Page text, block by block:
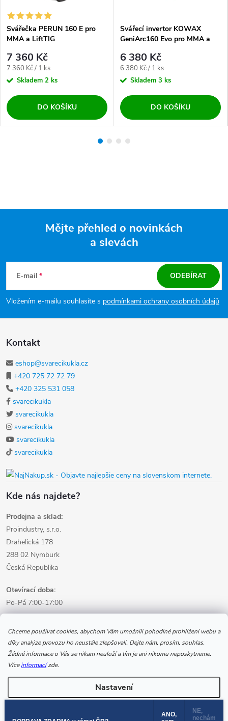
Chceme používat cookies, abychom Vám umožnili pohodlné prohlížení webu a
díky analýze provozu ho neustále zlepšovali. Dejte nám, prosím, souhlas.
Žádné informace o Vás se nikam neuloží a tím je ani nikomu neposkytneme.
Víceinformacízde.
Nastavení
Svářečka PERUN 160 E pro
MMA a LiftTIG
7 360 Kč
Měrná cena:
7 360 Kč / 1 ks
Skladem 2 ks
DO KOŠÍKU
Svářecí invertor KOWAX
GeniArc160 Evo pro MMA a
6 380 Kč
Měrná cena:
6 380 Kč / 1 ks
Skladem 3 ks
DO KOŠÍKU
Mějte přehled o novinkách
a slevách
E-mail
Vložením e-mailu souhlasíte s podmínkami ochrany osobních údajů
ODEBÍRAT
Kontakt
eshop@svarecikukla.cz
+420 725 72 72 79
+420 325 531 058
svarecikukla
svarecikukla
svarecikukla
svarecikukla
svarecikukla
Kde nás najdete?
Prodejna a sklad:
Proindustry, s.r.o.
Drahelická 178
288 02 Nymburk
Česká Republika
Otevírací doba:
Po-Pá 7:00-17:00
Informace pro nákup
Informace pro Vás
Copyright 2026www.svarecikukla.cz | svářecí technika a vybavení
. Všechna práva vyhrazena.ANO,
NE,
nechám